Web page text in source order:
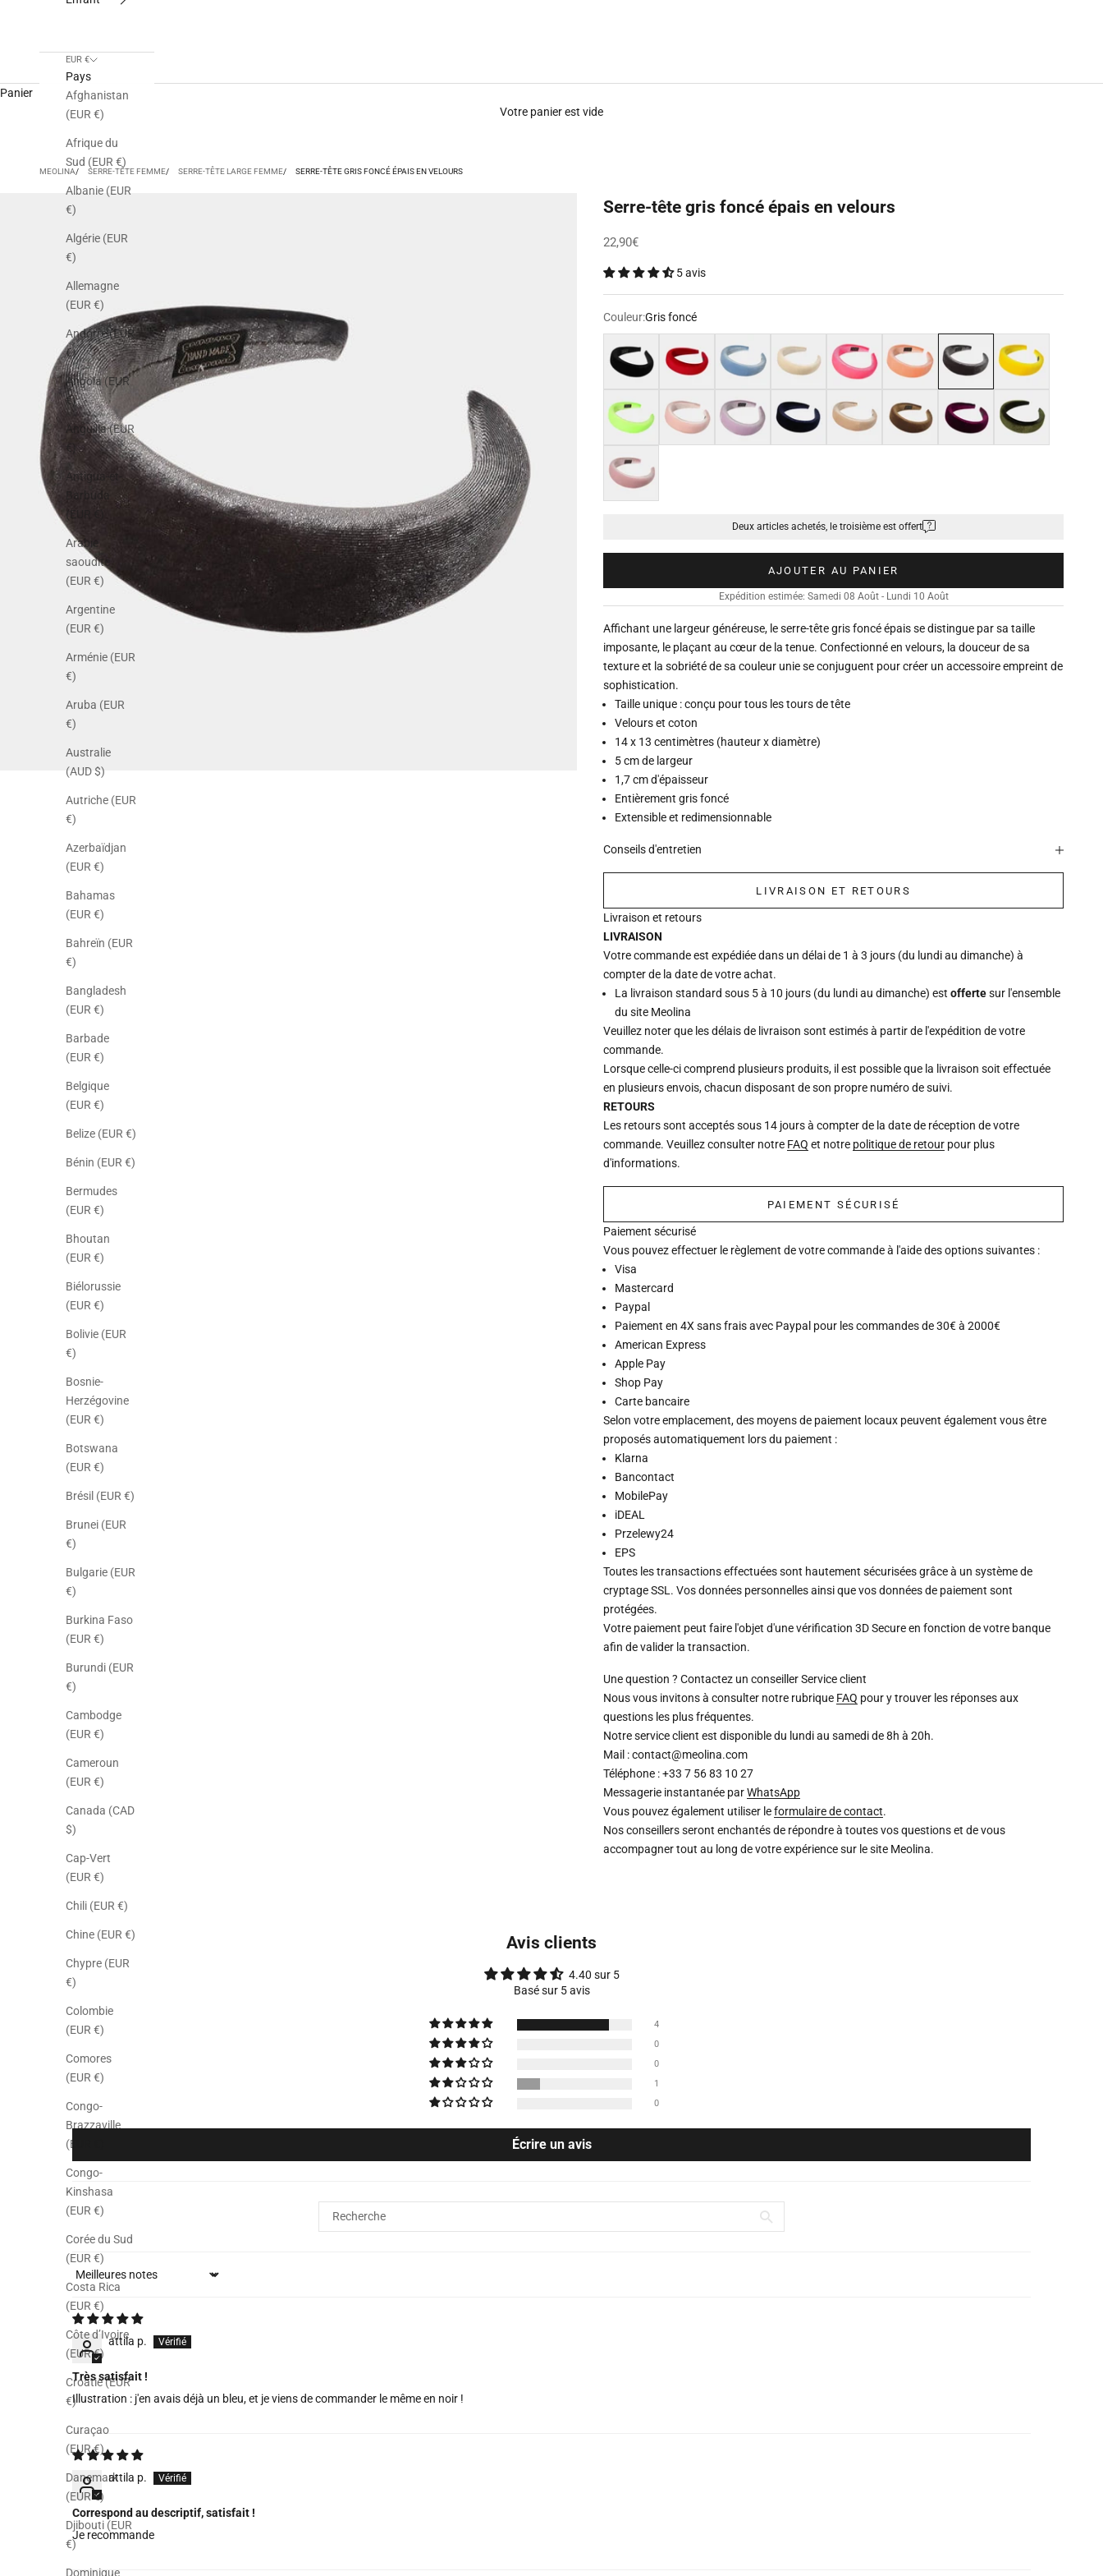
EUR €
Pays
Afghanistan
(EUR €)
Afrique du
Sud (EUR €)
Albanie (EUR
€)
Algérie (EUR
€)
Allemagne
(EUR €)
Andorre (EUR
€)
Angola (EUR
€)
Anguilla (EUR
€)
Antigua-et-
Barbuda
(EUR €)
Arabie
saoudite
(EUR €)
Argentine
(EUR €)
Arménie (EUR
€)
Aruba (EUR
€)
Australie
(AUD $)
Autriche (EUR
€)
Azerbaïdjan
(EUR €)
Bahamas
(EUR €)
Bahreïn (EUR
€)
Bangladesh
(EUR €)
Barbade
(EUR €)
Belgique
(EUR €)
Belize (EUR €)
Bénin (EUR €)
Bermudes
(EUR €)
Bhoutan
(EUR €)
Biélorussie
(EUR €)
Bolivie (EUR
€)
Bosnie-
Herzégovine
(EUR €)
Botswana
(EUR €)
Brésil (EUR €)
Brunei (EUR
€)
Bulgarie (EUR
€)
Burkina Faso
(EUR €)
Burundi (EUR
€)
Cambodge
(EUR €)
Cameroun
(EUR €)
Canada (CAD
$)
Cap-Vert
(EUR €)
Chili (EUR €)
Chine (EUR €)
Chypre (EUR
€)
Colombie
(EUR €)
Comores
(EUR €)
Congo-
Brazzaville
(EUR €)
Congo-
Kinshasa
(EUR €)
Corée du Sud
(EUR €)
Costa Rica
(EUR €)
Côte d’Ivoire
(EUR €)
Croatie (EUR
€)
Curaçao
(EUR €)
Danemark
(EUR €)
Djibouti (EUR
€)
Dominique
Panier
Votre panier est vide
MEOLINA SERRE-TÊTE FEMME SERRE-TÊTE LARGE FEMME SERRE-TÊTE GRIS FONCÉ ÉPAIS EN VELOURS
Serre-tête gris foncé épais en velours
Prix de vente
22,90€
5 avis
Couleur:Gris foncé
Bleu Rose Corail Gris foncé Jaune
Vert citron Rose pâle Violet lavandeBleu foncé Taupe pâle Vert camo
Deux articles achetés, le troisième est offert
AJOUTER AU PANIER
Expédition estimée: Samedi 08 Août - Lundi 10 Août
Affichant une largeur généreuse, le serre-tête gris foncé épais se distingue par sa taille
imposante, le plaçant au cœur de la tenue. Confectionné en velours, la douceur de sa
texture et la sobriété de sa couleur unie se conjuguent pour créer un accessoire empreint de
sophistication.
Taille unique : conçu pour tous les tours de tête
Velours et coton
14 x 13 centimètres (hauteur x diamètre)
5 cm de largeur
1,7 cm d'épaisseur
Entièrement gris foncé
Extensible et redimensionnable
Conseils d'entretien
LIVRAISON ET RETOURS
Livraison et retours
LIVRAISON
Votre commande est expédiée dans un délai de 1 à 3 jours (du lundi au dimanche) à
compter de la date de votre achat.
La livraison standard sous 5 à 10 jours (du lundi au dimanche) estoffertesur l'ensemble
du site Meolina
Veuillez noter que les délais de livraison sont estimés à partir de l'expédition de votre
commande.
Lorsque celle-ci comprend plusieurs produits, il est possible que la livraison soit effectuée
en plusieurs envois, chacun disposant de son propre numéro de suivi.
RETOURS
Les retours sont acceptés sous 14 jours à compter de la date de réception de votre
commande. Veuillez consulter notre FAQ et notre politique de retour pour plus
d'informations.
PAIEMENT SÉCURISÉ
Paiement sécurisé
Vous pouvez effectuer le règlement de votre commande à l'aide des options suivantes :
Visa
Mastercard
Paypal
Paiement en 4X sans frais avec Paypal pour les commandes de 30€ à 2000€
American Express
Apple Pay
Shop Pay
Carte bancaire
Selon votre emplacement, des moyens de paiement locaux peuvent également vous être
proposés automatiquement lors du paiement :
Klarna
Bancontact
MobilePay
iDEAL
Przelewy24
EPS
Toutes les transactions effectuées sont hautement sécurisées grâce à un système de
cryptage SSL. Vos données personnelles ainsi que vos données de paiement sont
protégées.
Votre paiement peut faire l'objet d'une vérification 3D Secure en fonction de votre banque
afin de valider la transaction.
Une question ? Contactez un conseiller Service client
Nous vous invitons à consulter notre rubrique FAQ pour y trouver les réponses aux
questions les plus fréquentes.
Notre service client est disponible du lundi au samedi de 8h à 20h.
Mail : contact@meolina.com
Téléphone : +33 7 56 83 10 27
Messagerie instantanée parWhatsApp
Vous pouvez également utiliser leformulaire de contact.
Nos conseillers seront enchantés de répondre à toutes vos questions et de vous
accompagner tout au long de votre expérience sur le site Meolina.
Avis clients
4.40 sur 5
Basé sur 5 avis
4
0
0
1
0
Écrire un avis
Sort by
attila p.
Très satisfait !
Illustration : j'en avais déjà un bleu, et je viens de commander le même en noir !
attila p.
Correspond au descriptif, satisfait !
Je recommande